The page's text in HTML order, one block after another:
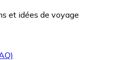
et idées de voyage